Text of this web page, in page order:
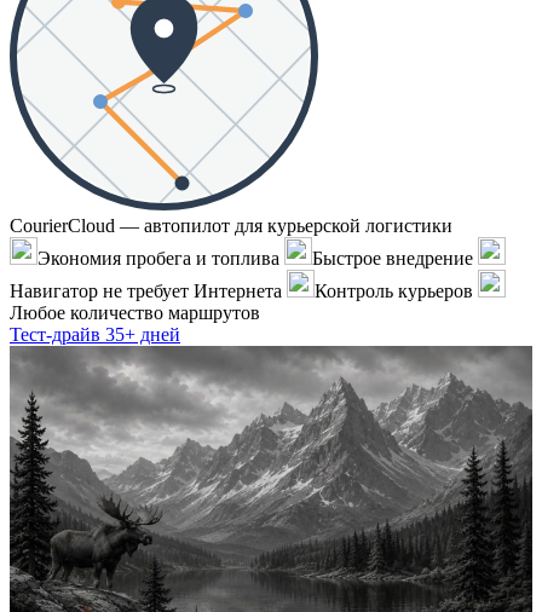
CourierCloud — автопилот для курьерской логистики
Экономия пробега и топлива
Быстрое внедрение
Навигатор не требует Интернета
Контроль курьеров
Любое количество маршрутов
Тест-драйв 35+ дней